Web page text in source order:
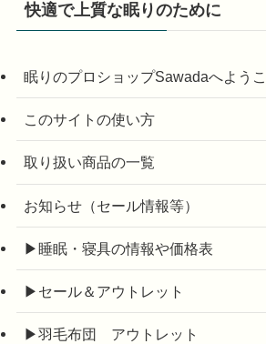
快適で上質な眠りのために
眠りのプロショップSawadaへよう
このサイトの使い方
取り扱い商品の一覧
お知らせ（セール情報等）
▶睡眠・寝具の情報や価格表
▶セール＆アウトレット
▶羽毛布団 アウトレット